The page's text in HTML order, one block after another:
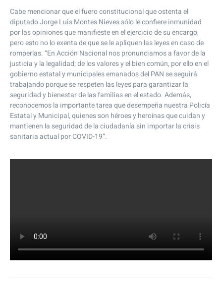
Cabe mencionar que el fuero constitucional que ostenta el
diputado Jorge Luis Montes Nieves sólo le confiere inmunidad
por las opiniones que manifieste en el ejercicio de su encargo,
pero esto no lo exenta de que se le apliquen las leyes en caso de
romperlas. “En Acción Nacional nos pronunciamos a favor de la
justicia y la legalidad; de los valores y el bien común, por ello en el
gobierno estatal y municipales emanados del PAN se seguirá
trabajando porque se respeten las leyes para garantizar la
seguridad y bienestar de las familias en el estado. Además,
reconocemos la importante tarea que desempeña nuestra Policía
Estatal y Municipal, quienes son héroes y heroínas que cuidan y
mantienen la seguridad de la ciudadanía sin importar la crisis
sanitaria actual por COVID-19”.